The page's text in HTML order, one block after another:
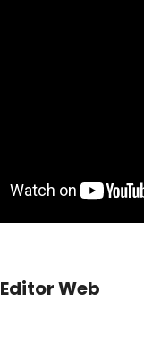
Editor Web